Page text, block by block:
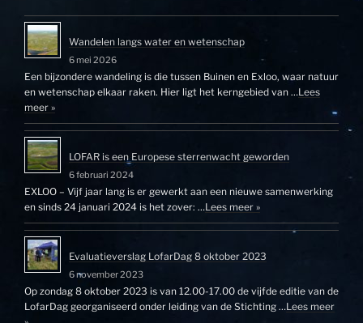
Wandelen langs water en wetenschap
6 mei 2026
Een bijzondere wandeling is die tussen Buinen en Exloo, waar natuur
en wetenschap elkaar raken. Hier ligt het kerngebied van …Lees
meer »
LOFAR is een Europese sterrenwacht geworden
6 februari 2024
EXLOO – Vijf jaar lang is er gewerkt aan een nieuwe samenwerking
en sinds 24 januari 2024 is het zover: …Lees meer »
Evaluatieverslag LofarDag 8 oktober 2023
6 november 2023
Op zondag 8 oktober 2023 is van 12.00-17.00 de vijfde editie van de
LofarDag georganiseerd onder leiding van de Stichting …Lees meer